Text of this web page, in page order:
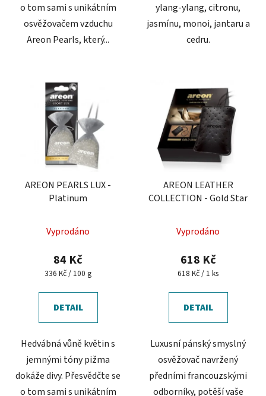
o tom sami s unikátním
osvěžovačem vzduchu
Areon Pearls, který...
ylang-ylang, citronu,
jasmínu, monoi, jantaru a
cedru.
AREON PEARLS LUX -
Platinum
Vyprodáno
84 Kč
Měrná
336 Kč / 100 g
DETAIL
Hedvábná vůně květin s
jemnými tóny pižma
dokáže divy. Přesvědčte se
o tom sami s unikátním
AREON LEATHER
COLLECTION - Gold Star
hodnocení
produktu
je
z
Vyprodáno
618 Kč
Měrná
618 Kč / 1 ks
DETAIL
Luxusní pánský smyslný
osvěžovač navržený
předními francouzskými
odborníky, potěší vaše